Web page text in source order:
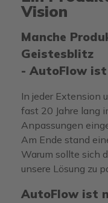
Vision
Manche
Geistesblitz
- AutoFlow ist
In jeder Extension
fast 20 Jahre lang
Anpassungen
Am Ende stand
Warum sollte sich
unsere Lösung zu
AutoFlow ist